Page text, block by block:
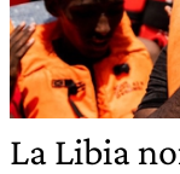
La Libia